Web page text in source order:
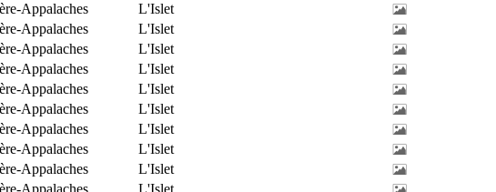
Appalaches
L'Islet
Appalaches
L'Islet
Appalaches
L'Islet
Appalaches
L'Islet
Appalaches
L'Islet
Appalaches
L'Islet
Appalaches
L'Islet
Appalaches
L'Islet
Appalaches
L'Islet
Appalaches
L'Islet